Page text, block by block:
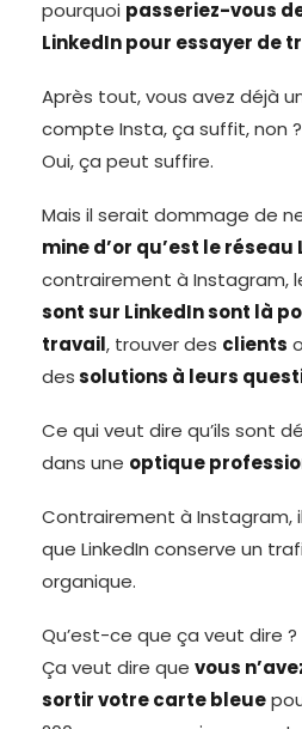
pourquoi passeriez-vous
LinkedIn pour essayer de
Après tout, vous avez déjà
compte Insta, ça suffit, non ?
Oui, ça peut suffire.
Mais il serait dommage de
mine d’or qu’est le réseau
contrairement à Instagram,
sont sur LinkedIn sont là
travail, trouver des clients
dessolutions à leurs
Ce qui veut dire qu’ils sont
dans une optique
Contrairement à Instagram,
que LinkedIn conserve un
organique.
Qu’est-ce que ça veut dire ?
Ça veut dire que vous
sortir votre carte bleue